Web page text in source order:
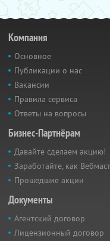
Компания
Основное
Публикации о нас
Вакансии
Правила сервиса
Ответы на вопросы
Бизнес-Партнёрам
Давайте сделаем акцию!
Заработайте, как
Прошедшие акции
Документы
Агентский договор
Лицензионный договор